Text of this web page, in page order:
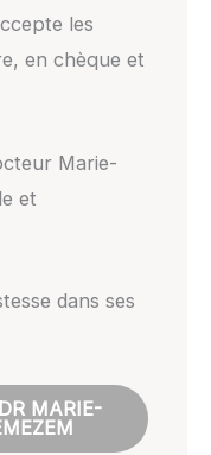
les
en chèque et
Marie-
et
dans ses
MARIE-